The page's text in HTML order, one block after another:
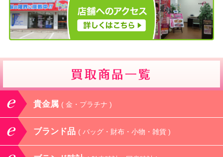
貴金属 ( 金・プラチナ )
ブランド品 ( バッグ・財布・小物・雑貨 )